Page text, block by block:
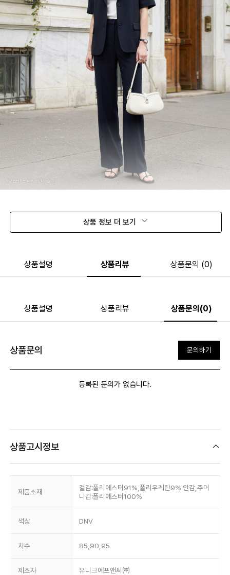
상품 정보 더 보기
상품설명 상품리뷰 상품문의 (0)
상품설명 상품리뷰 상품문의(0)
상품문의 문의하기
등록된 문의가 없습니다.
상품고시정보
제품소재
겉감:폴리에스터91%,폴리우레탄9% 안감,주머
니감:폴리에스터100%
색상 DNV
치수 85,90,95
제조자 유니크에프앤씨㈜